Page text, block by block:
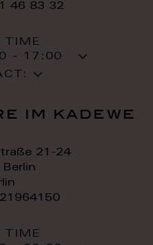
46 83 32
TIME
- 17:00
im kadewe
21-24
TIME